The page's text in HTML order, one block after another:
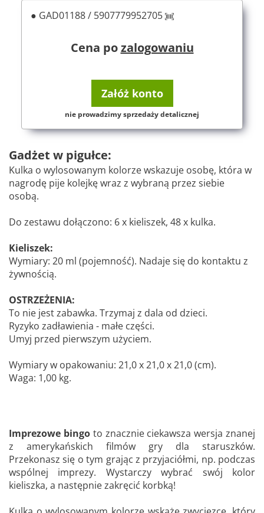
● GAD01188 / 5907779952705
Cena pozalogowaniu
Załóż konto
nie prowadzimy sprzedaży detalicznej
Gadżet w pigułce:
Kulka o wylosowanym kolorze wskazuje osobę, która w
nagrodę pije kolejkę wraz z wybraną przez siebie
osobą.
Do zestawu dołączono: 6 x kieliszek, 48 x kulka.
Kieliszek:
Wymiary: 20 ml (pojemność). Nadaje się do kontaktu z
żywnością.
OSTRZEŻENIA:
To nie jest zabawka. Trzymaj z dala od dzieci.
Ryzyko zadławienia - małe części.
Umyj przed pierwszym użyciem.
Wymiary w opakowaniu: 21,0 x 21,0 x 21,0 (cm).
Waga: 1,00 kg.
Imprezowe bingoto znacznie ciekawsza wersja znanej
z amerykańskich filmów gry dla staruszków.
Przekonasz się o tym grając z przyjaciółmi, np. podczas
wspólnej imprezy. Wystarczy wybrać swój kolor
kieliszka, a następnie zakręcić korbką!